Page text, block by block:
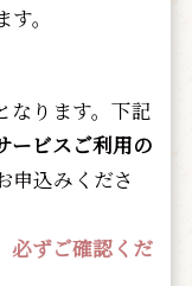
。
なります。下記
ービスご利用の
申込みくださ
必ずご確認くだ